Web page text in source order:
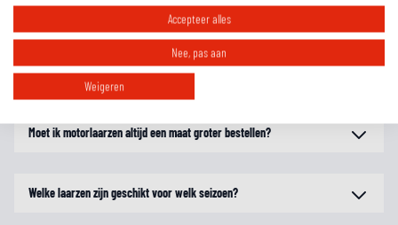
Wat is de pasvorm van deze laarzen?
Moet ik motorlaarzen altijd een maat groter bestellen?
Welke laarzen zijn geschikt voor welk seizoen?
Accepteer alles
Nee, pas aan
Weigeren